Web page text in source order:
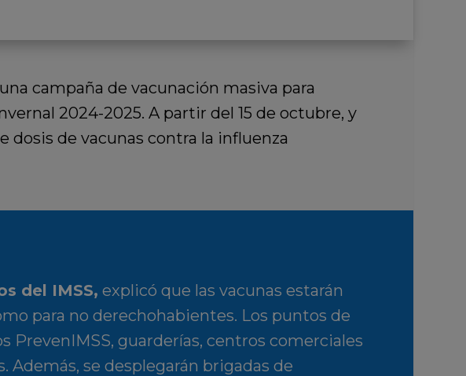
campaña de vacunación masiva para
2024-2025. A partir del 15 de octubre, y
dosis de vacunas contra la influenza
del IMSS, explicó que las vacunas estarán
para no derechohabientes. Los puntos de
guarderías, centros comerciales
Además, se desplegarán brigadas de